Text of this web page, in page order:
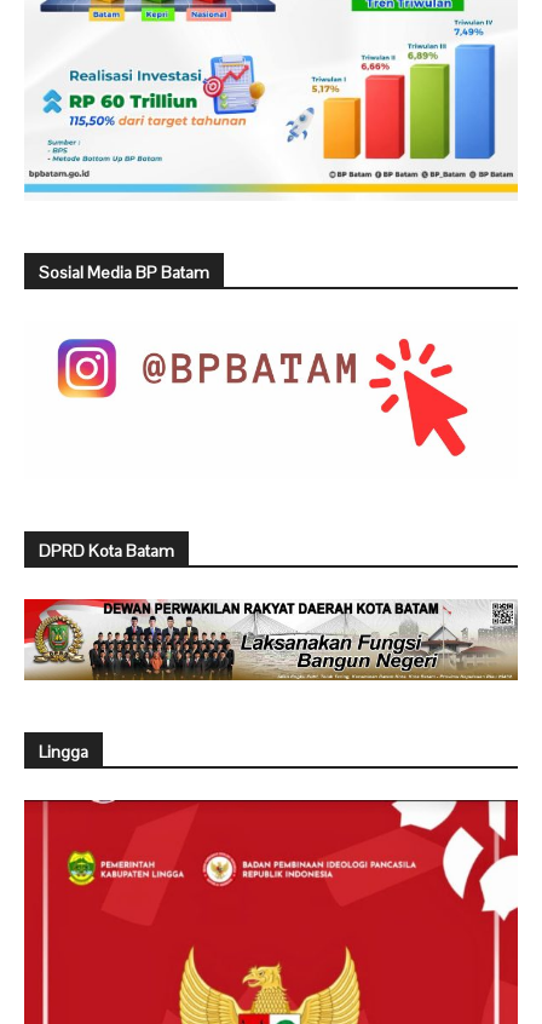
Sosial Media BP Batam
DPRD Kota Batam
Lingga